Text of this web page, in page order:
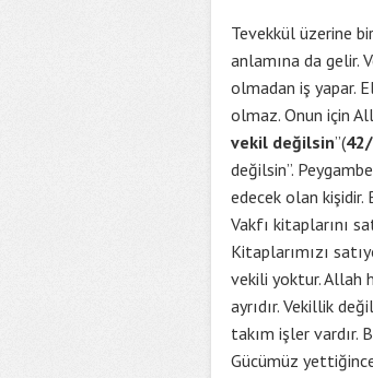
Tevekkül üzerine
anlamına da gelir.
olmadan iş yapar.
olmaz. Onun için
vekil değilsin”(
değilsin”.
edecek olan kişidir.
Vakfı kitaplarını
Kitaplarımızı
vekili yoktur. Allah
ayrıdır. Vekillik
takım işler vardır.
Gücümüz